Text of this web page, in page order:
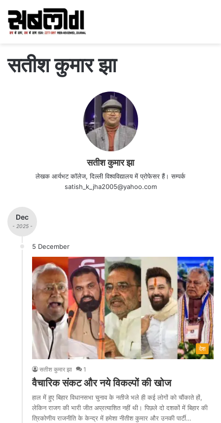
सतीश कुमार झा
सतीश कुमार झा
लेखक आर्यभट कॉलेज, दिल्ली विश्वविद्यालय में प्रोफेसर हैं। सम्पर्क
satish_k_jha2005@yahoo.com
Dec
- 2025 -
5 December
देश
सतीश कुमार झा 1
वैचारिक संकट और नये विकल्पों की खोज
हाल में हुए बिहार विधानसभा चुनाव के नतीजे भले ही कई लोगों को चौंकाते हों,
लेकिन राजग की भारी जीत अप्रत्याशित नहीं थी। पिछले दो दशकों में बिहार की
त्रिकोणीय राजनीति के केन्द्र में हमेशा नीतीश कुमार और उनकी पार्टी…